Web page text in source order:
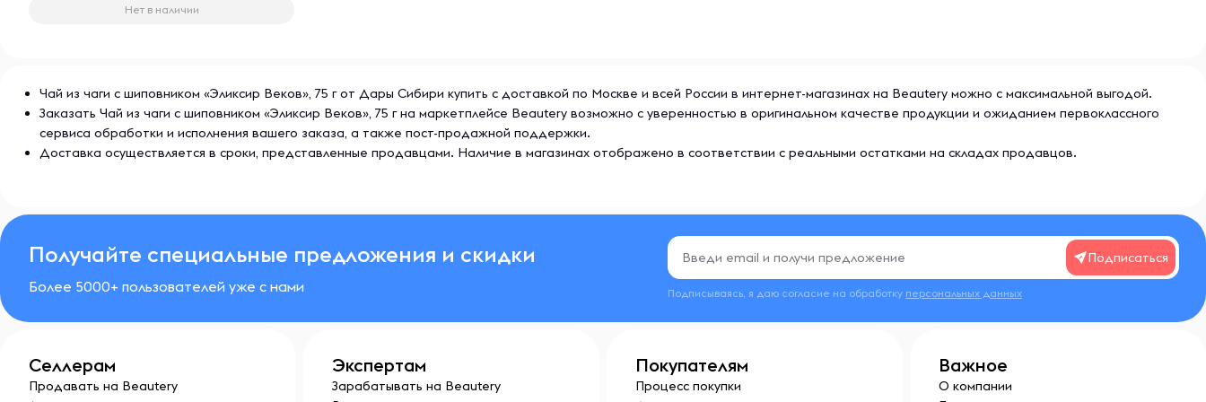
Нет в наличии
Чай из чаги с шиповником «Эликсир Веков», 75 г от Дары Сибири купить с доставкой по Москве и всей России в интернет-магазинах на Beautery можно с максимальной выгодой.
Заказать Чай из чаги с шиповником «Эликсир Веков», 75 г на маркетплейсе Beautery возможно с уверенностью в оригинальном качестве продукции и ожиданием первоклассного
сервиса обработки и исполнения вашего заказа, а также пост-продажной поддержки.
Доставка осуществляется в сроки, представленные продавцами. Наличие в магазинах отображено в соответствии с реальными остатками на складах продавцов.
Получайте специальные предложения и скидки
Более 5000+ пользователей уже с нами
Подписаться
Подписываясь, я даю согласие на обработку персональных данных
Селлерам
Продавать на Beautery
Экспертам
Зарабатывать на Beautery
Покупателям
Процесс покупки
Важное
О компании